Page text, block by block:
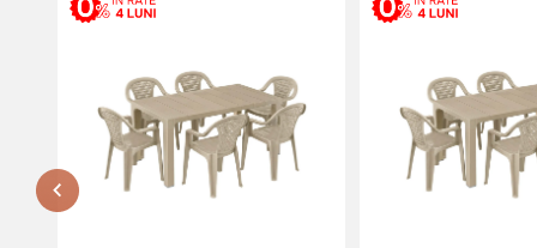
Lu-Vi: 08:00-18:30
or.Causeni , str. 31 August 1
str. 31 August 1
тел. 060653777
Nu e disponibil
Lu-Vi: 08:00-18:00